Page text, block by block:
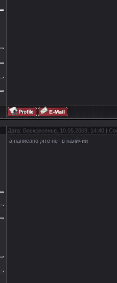
Дата: Воскресенье, 10.05.2009, 14:40 |
а написано ,что нет в наличии